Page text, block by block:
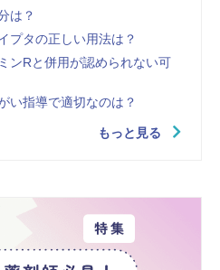
は？
プタの正しい用法は？
ンRと併用が認められない可
い指導で適切なのは？
もっと見る